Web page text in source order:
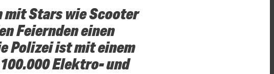
Stars wie Scooter
Feiernden einen
Polizei ist mit einem
Elektro- und